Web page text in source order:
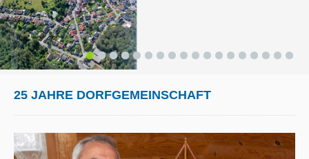
1 2 3 4 5 6 7 8 9 10 11 12 13 14 15 16 17 18
25 JAHRE DORFGEMEINSCHAFT